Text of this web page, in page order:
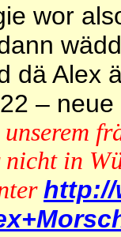
wor
dä Alex
–
in
http://